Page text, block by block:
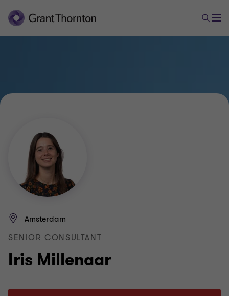
Iris Millenaar
Amsterdam
SENIOR CONSULTANT